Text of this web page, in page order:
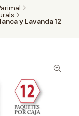
y Lavanda 12